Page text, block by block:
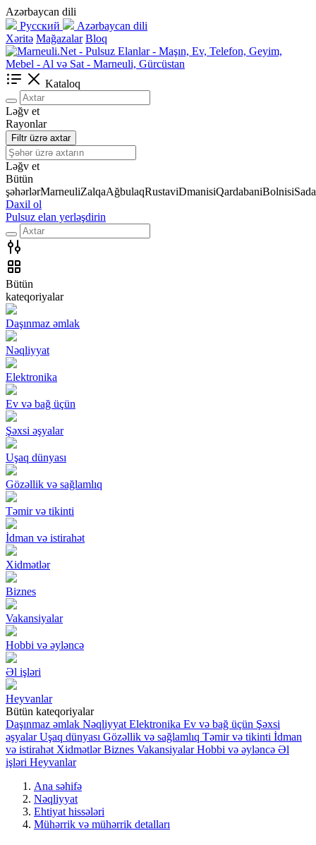
Azərbaycan dili
Русский
Azərbaycan dili
Xəritə Mağazalar Bloq
Kataloq
Ləğv et
Rayonlar
Filtr üzrə axtar
Ləğv et
Bütün
şəhərlərMarneuliZalqaAğbulaqRustaviDmanisiQardabaniBolnisi
Daxil ol
Pulsuz elan yerləşdirin
Bütün
kateqoriyalar
Daşınmaz əmlak
Nəqliyyat
Elektronika
Ev və bağ üçün
Şəxsi əşyalar
Uşaq dünyası
Gözəllik və sağlamlıq
Təmir və tikinti
İdman və istirahət
Xidmətlər
Biznes
Vakansiyalar
Hobbi və əyləncə
Əl işləri
Heyvanlar
Bütün kateqoriyalar
Daşınmaz əmlak Nəqliyyat Elektronika Ev və bağ üçün Şəxsi
əşyalar Uşaq dünyası Gözəllik və sağlamlıq Təmir və tikinti İdman
və istirahət Xidmətlər Biznes Vakansiyalar Hobbi və əyləncə Əl
işləri Heyvanlar
Ana səhifə
Nəqliyyat
Ehtiyat hissələri
Mühərrik və mühərrik detalları